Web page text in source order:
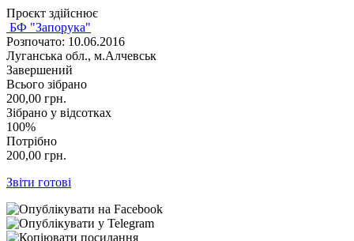
Проєкт здійснює
БФ "Запорука"
Розпочато: 10.06.2016
Луганська обл., м.Алчевськ
Завершений
Всього зібрано
200,00 грн.
Зібрано у відсотках
100%
Потрібно
200,00 грн.
Звіти готові